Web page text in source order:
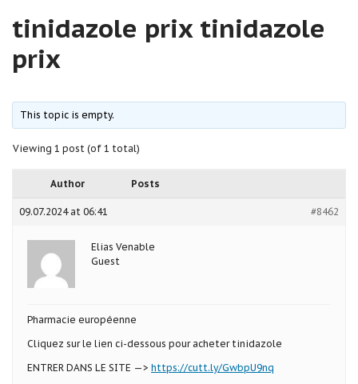
tinidazole prix tinidazole
prix
This topic is empty.
Viewing 1 post (of 1 total)
Author Posts
09.07.2024 at 06:41 #8462
Elias Venable
Guest
Pharmacie européenne
Cliquez sur le lien ci-dessous pour acheter tinidazole
ENTRER DANS LE SITE —> https://cutt.ly/GwbpU9nq